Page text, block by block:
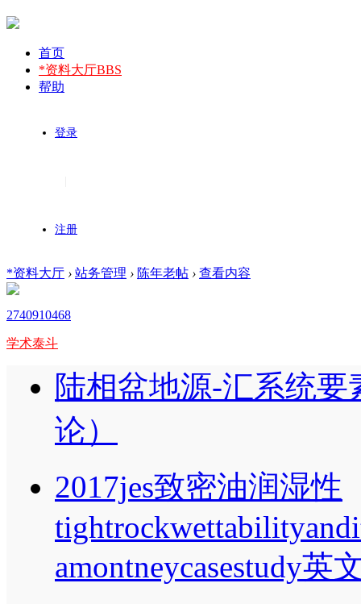
首页
*资料大厅BBS
帮助
登录
注册
*资料大厅 › 站务管理 › 陈年老帖 › 查看内容
2740910468
学术泰斗
陆相盆地源-汇系统
论）
2017jes致密油润湿性
amontneycasestudy英